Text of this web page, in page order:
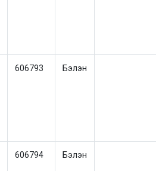
606793 Бэлэн
606794 Бэлэн